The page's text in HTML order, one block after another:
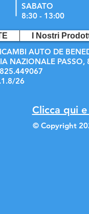
SABATO
8:30 - 13:00
I Nostri
AUTO DE
NAZIONALE PASSO,
26
Clicca qui
© Copyright